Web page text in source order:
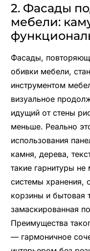
2. Фасады
мебели:
Фасады,
обивки мебели,
инструментом
визуальное
идущий от стены
меньше. Реально
использования
камня, дерева,
такие гарнитуры
системы хранения,
корзины и бытовая
замаскированная
Преимущества
— гармоничное